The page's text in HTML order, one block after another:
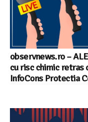
observnews.ro –
cu risc chimic retras
InfoCons Protectia